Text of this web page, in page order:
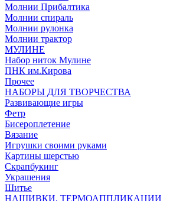
Молнии Прибалтика
Молнии спираль
Молнии рулонка
Молнии трактор
МУЛИНЕ
Набор ниток Мулине
ПНК им.Кирова
Прочее
НАБОРЫ ДЛЯ ТВОРЧЕСТВА
Развивающие игры
Фетр
Бисероплетение
Вязание
Игрушки своими руками
Картины шерстью
Скрапбукинг
Украшения
Шитье
НАШИВКИ, ТЕРМОАППЛИКАЦИИ